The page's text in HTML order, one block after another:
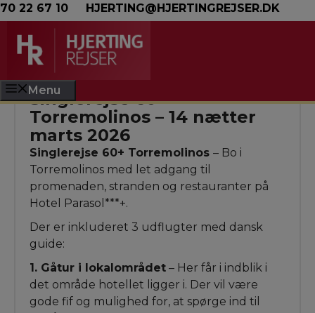
Hop til indhold
70 22 67 10 HJERTING@HJERTINGREJSER.DK
Menu
Singlerejse 60+
Torremolinos – 14 nætter
marts 2026
Singlerejse 60+ Torremolinos – Bo i
Torremolinos med let adgang til
promenaden, stranden og restauranter på
Hotel Parasol***+.
Der er inkluderet 3 udflugter med dansk
guide:
1. Gåtur i lokalområdet – Her får i indblik i
det område hotellet ligger i. Der vil være
gode fif og mulighed for, at spørge ind til